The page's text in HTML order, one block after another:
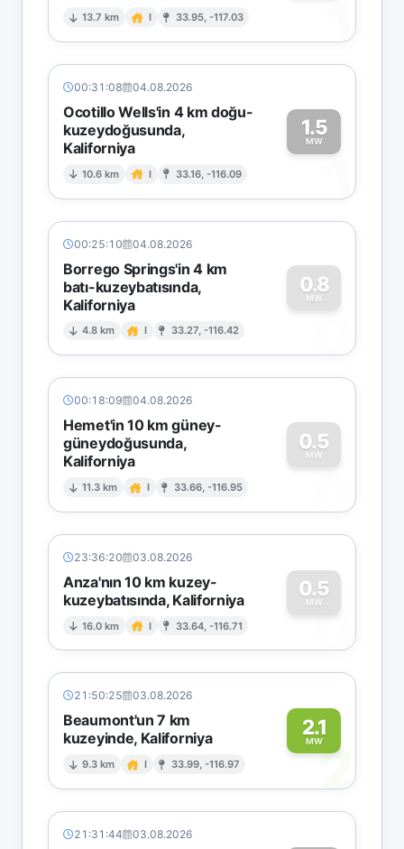
13.7 km I 33.95, -117.03 1
00:31:08 04.08.2026
Ocotillo Wells'in 4 km doğu-
kuzeydoğusunda,
Kaliforniya
10.6 km I 33.16, -116.09
1.5
MW
1
00:25:10 04.08.2026
Borrego Springs'in 4 km
batı-kuzeybatısında,
Kaliforniya
4.8 km I 33.27, -116.42
0.8
MW
0
00:18:09 04.08.2026
Hemet'in 10 km güney-
güneydoğusunda,
Kaliforniya
11.3 km I 33.66, -116.95
0.5
MW
0
23:36:20 03.08.2026
Anza'nın 10 km kuzey-
kuzeybatısında, Kaliforniya
16.0 km I 33.64, -116.71
0.5
MW
0
21:50:25 03.08.2026
Beaumont'un 7 km
kuzeyinde, Kaliforniya
9.3 km I 33.99, -116.97
2.1
MW2
21:31:44 03.08.2026